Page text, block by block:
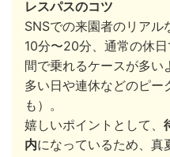
レスパスのコツ
SNSでの来園者のリア
10分〜20分、通常の休
間で乗れるケースが多い
多い日や連休などのピー
も）。
嬉しいポイントとして、
内になっているため、真